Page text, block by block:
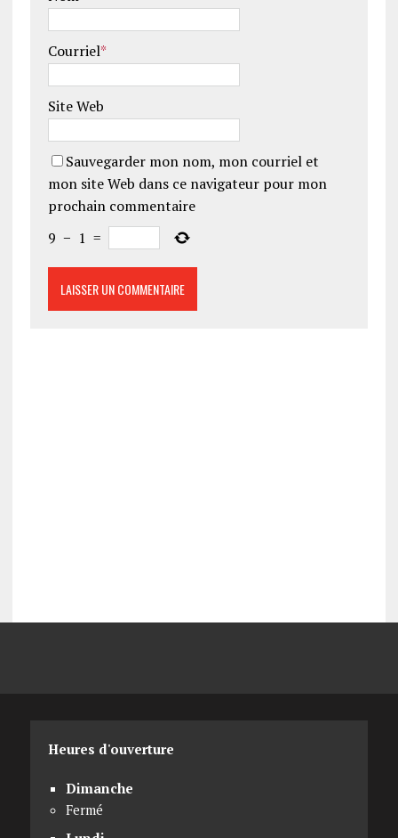
Courriel*
Site Web
Sauvegarder mon nom, mon courriel et
mon site Web dans ce navigateur pour mon
prochain commentaire
9 − 1 =
Heures d'ouverture
Dimanche
Fermé